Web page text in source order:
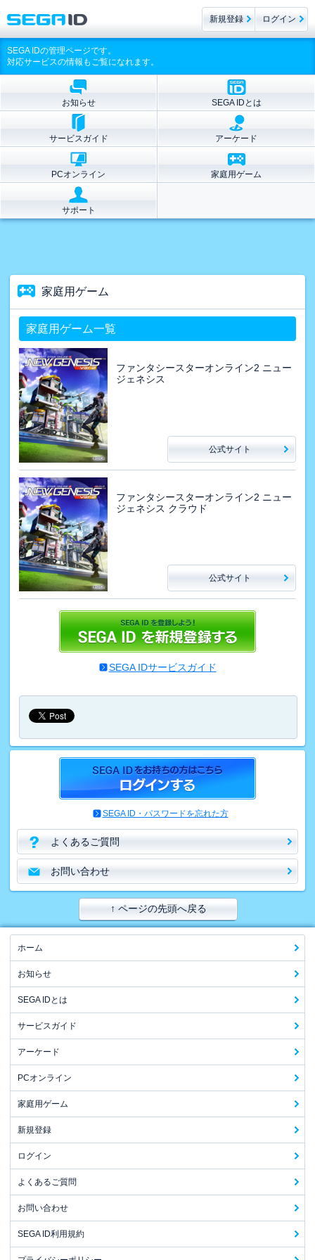
SEGA IDの管理ページです。
対応サービスの情報もご覧になれます。
お知らせ SEGA IDとは
サービスガイド アーケード
PCオンライン 家庭用ゲーム
サポート
家庭用ゲーム
家庭用ゲーム一覧
ファンタシースターオンライン2 ニュー
ジェネシス
公式サイト
ファンタシースターオンライン2 ニュー
ジェネシス クラウド
公式サイト
SEGA IDサービスガイド
SEGA ID・パスワードを忘れた方
よくあるご質問
お問い合わせ
新規登録 ログイン
↑ ページの先頭へ戻る
ホーム
お知らせ
SEGA IDとは
サービスガイド
アーケード
PCオンライン
家庭用ゲーム
新規登録
ログイン
よくあるご質問
お問い合わせ
SEGA ID利用規約